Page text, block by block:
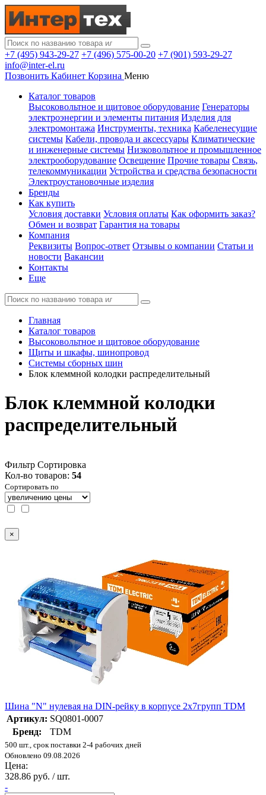
+7 (495) 943-29-27 +7 (496) 575-00-20 +7 (901) 593-29-27
info@inter-el.ru
Позвонить Кабинет Корзина Меню
Каталог товаров
Высоковольтное и щитовое оборудование Генераторы
электроэнергии и элементы питания Изделия для
электромонтажа Инструменты, техника Кабеленесущие
системы Кабели, провода и аксессуары Климатические
и инженерные системы Низковольтное и промышленное
электрооборудование Освещение Прочие товары Связь,
телекоммуникации Устройства и средства безопасности
Электроустановочные изделия
Бренды
Как купить
Условия доставки Условия оплаты Как оформить заказ?
Обмен и возврат Гарантия на товары
Компания
Реквизиты Вопрос-ответ Отзывы о компании Статьи и
новости Вакансии
Контакты
Еще
Главная
Каталог товаров
Высоковольтное и щитовое оборудование
Щиты и шкафы, шинопровод
Системы сборных шин
Блок клеммной колодки распределительный
Блок клеммной колодки
распределительный
Фильтр Сортировка
Кол-во товаров: 54
Сортировать по
×
Шина "N" нулевая на DIN-рейку в корпусе 2х7групп TDM
Артикул: SQ0801-0007
Бренд:
TDM
500 шт., срок поставки 2-4 рабочих дней
Обновлено 09.08.2026
Цена:
328.86 руб. / шт.
-